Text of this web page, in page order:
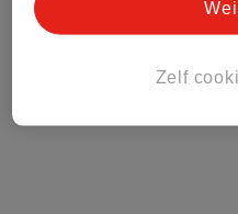
Zelf